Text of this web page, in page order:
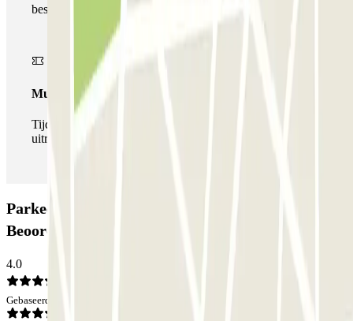
beschikbaar bij Parclick.
Multipass
Tijdens je verblijf kun je de parkeerplaats zo vaak in- en
uitrijden als je wilt.
Parkeergarage ParkBee Spiegelhof:
Beoordelingen
4.0
Gebaseerd op 19 meningen